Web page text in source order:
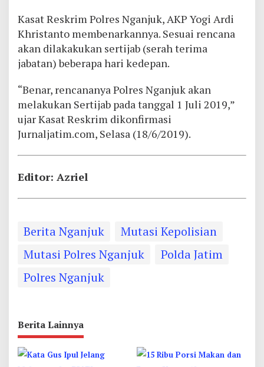
Kasat Reskrim Polres Nganjuk, AKP Yogi Ardi
Khristanto membenarkannya. Sesuai rencana
akan dilakakukan sertijab (serah terima
jabatan) beberapa hari kedepan.
“Benar, rencananya Polres Nganjuk akan
melakukan Sertijab pada tanggal 1 Juli 2019,”
ujar Kasat Reskrim dikonfirmasi
Jurnaljatim.com, Selasa (18/6/2019).
Editor: Azriel
Berita Nganjuk
Mutasi Kepolisian
Mutasi Polres Nganjuk
Polda Jatim
Polres Nganjuk
Berita Lainnya